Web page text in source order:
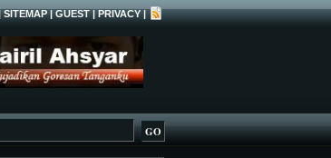
SITEMAP|GUEST|PRIVACY|